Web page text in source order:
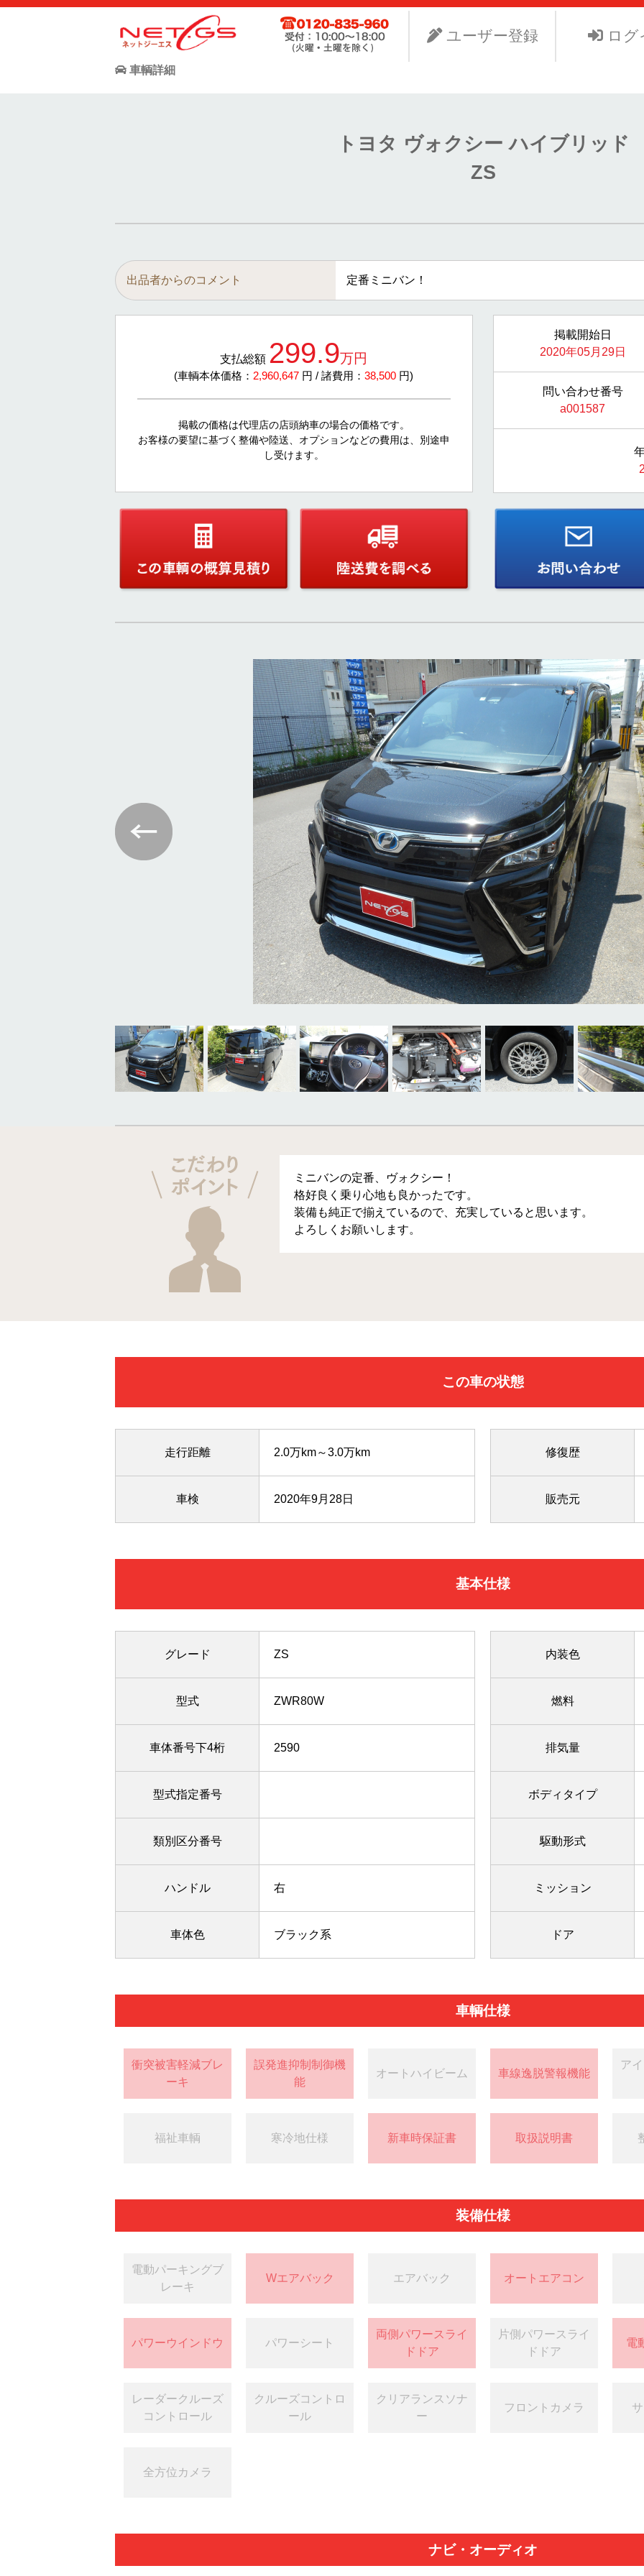
ネット・ジーエス株式会社が運営する中古車個人売買支援サービスNet-GSのサイト。より安く中古車を手に入れたい、よ
お客様が驚きの価格で中古車個人売買が出来る支援に全力で取り組みます。
ユーザー登録 ログ
車輌詳細
トヨタ ヴォクシー ハイブリッド
ZS
出品者からのコメント 定番ミニバン！
支払総額 299.9万円
(車輌本体価格： 2,960,647 円 / 諸費用：38,500 円)
掲載の価格は代理店の店頭納車の場合の価格です。
お客様の要望に基づく整備や陸送、オプションなどの費用は、別途申
し受けます。
掲載開始日
2020年05月29日
問い合わせ番号
a001587
ミニバンの定番、ヴォクシー！
格好良く乗り心地も良かったです。
装備も純正で揃えているので、充実していると思います。
よろしくお願いします。
この車の状態
走行距離 2.0万km～3.0万km
車検 2020年9月28日
修復歴
販売元
基本仕様
グレード ZS
型式 ZWR80W
車体番号下4桁 2590
型式指定番号
類別区分番号
ハンドル 右
車体色 ブラック系
内装色
燃料
排気量
ボディタイプ
駆動形式
ミッション
ドア
車輌仕様
衝突被害軽減ブレ
ーキ
誤発進抑制制御機
能
オートハイビーム 車線逸脱警報機能
ア
福祉車輌 寒冷地仕様 新車時保証書 取扱説明書
装備仕様
電動パーキングブ
レーキ
Wエアバック エアバック オートエアコン
パワーウインドウ パワーシート
両側パワースライ
ドドア
片側パワースライ
ドドア
電
レーダークルーズ
コントロール
クルーズコントロ
ール
クリアランスソナ
ー
フロントカメラ
全方位カメラ
ナビ・オーディオ